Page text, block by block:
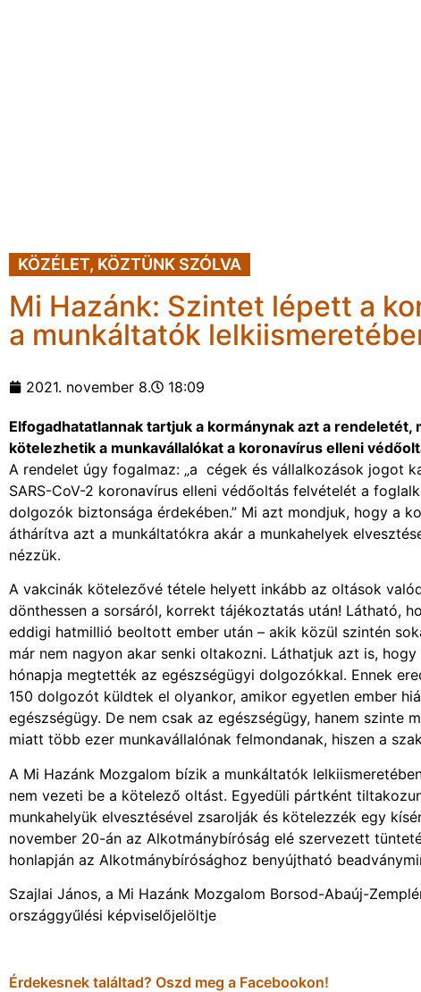
KÖZÉLET, KÖZTÜNK SZÓLVA
Mi Hazánk: Szintet lépett a
a munkáltatók
2021. november 8. 18:09
Elfogadhatatlannak tartjuk a kormánynak azt a
kötelezhetik a munkavállalókat a koronavírus elleni
A rendelet úgy fogalmaz: „a cégek és vállalkozások jogot
SARS-CoV-2 koronavírus elleni védőoltás felvételét a
dolgozók biztonsága érdekében.” Mi azt mondjuk, hogy a
áthárítva azt a munkáltatókra akár a munkahelyek
nézzük.
A vakcinák kötelezővé tétele helyett inkább az oltások
dönthessen a sorsáról, korrekt tájékoztatás után! Látható,
eddigi hatmillió beoltott ember után – akik közül szintén
már nem nagyon akar senki oltakozni. Láthatjuk azt is,
hónapja megtették az egészségügyi dolgozókkal. Ennek
150 dolgozót küldtek el olyankor, amikor egyetlen ember
egészségügy. De nem csak az egészségügy, hanem
miatt több ezer munkavállalónak felmondanak, hiszen a
A Mi Hazánk Mozgalom bízik a munkáltatók
nem vezeti be a kötelező oltást. Egyedüli pártként
munkahelyük elvesztésével zsarolják és kötelezzék egy
november 20-án az Alkotmánybíróság elé szervezett
honlapján az Alkotmánybírósághoz benyújtható
Szajlai János, a Mi Hazánk Mozgalom Borsod-Abaúj-
országgyűlési képviselőjelöltje
Érdekesnek találtad? Oszd meg a Facebookon!